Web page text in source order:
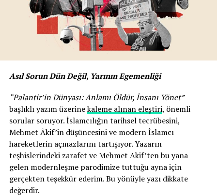
Asıl Sorun Dün Değil, Yarının Egemenliği
“Palantir’in Dünyası: Anlamı Öldür, İnsanı Yönet”
başlıklı yazım üzerinekaleme alınan eleştiri, önemli
sorular soruyor. İslamcılığın tarihsel tecrübesini,
Mehmet Âkif’in düşüncesini ve modern İslamcı
hareketlerin açmazlarını tartışıyor. Yazarın
teşhislerindeki zarafet ve Mehmet Akif’ten bu yana
gelen modernleşme parodimize tuttuğu ayna için
gerçekten teşekkür ederim. Bu yönüyle yazı dikkate
değerdir.